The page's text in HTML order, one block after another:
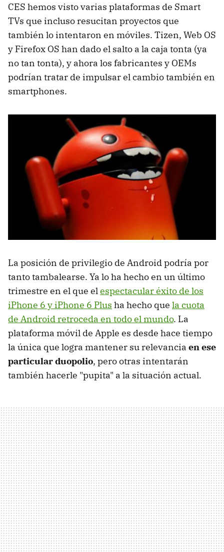
CES hemos visto varias plataformas de Smart
TVs que incluso resucitan proyectos que
también lo intentaron en móviles. Tizen, Web OS
y Firefox OS han dado el salto a la caja tonta (ya
no tan tonta), y ahora los fabricantes y OEMs
podrían tratar de impulsar el cambio también en
smartphones.
La posición de privilegio de Android podría por
tanto tambalearse. Ya lo ha hecho en un último
trimestre en el que elespectacular éxito de los
iPhone 6 y iPhone 6 Plus ha hecho que la cuota
de Android retroceda en todo el mundo. La
plataforma móvil de Apple es desde hace tiempo
la única que logra mantener su relevancia en ese
particular duopolio, pero otras intentarán
también hacerle "pupita" a la situación actual.